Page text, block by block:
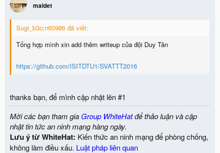
maldet
Sugi_b3o;n60986 đã viết:
Tổng hợp mình xin add thêm writeup của đội Duy Tân
https://github.com/ISITDTU1/SVATTT2016
thanks bạn, để mình cập nhật lên #1
Mời các bạn tham gia Group WhiteHatđể thảo luận và cập
nhật tin tức an ninh mạng hàng ngày.
Lưu ý từ WhiteHat: Kiến thức an ninh mạng để phòng chống,
không làm điều xấu. Luật pháp liên quan